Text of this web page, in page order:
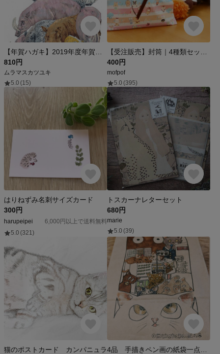
810円
ムラマスカツユキ
5.0 (15)
400円
mofpof
5.0 (395)
はりねずみ名刺サイズカード
300円
harupeipei
6,000円以上で送料無料
5.0 (321)
トスカーナレターセット
680円
marie
5.0 (39)
猫のポストカード カンパニュラ